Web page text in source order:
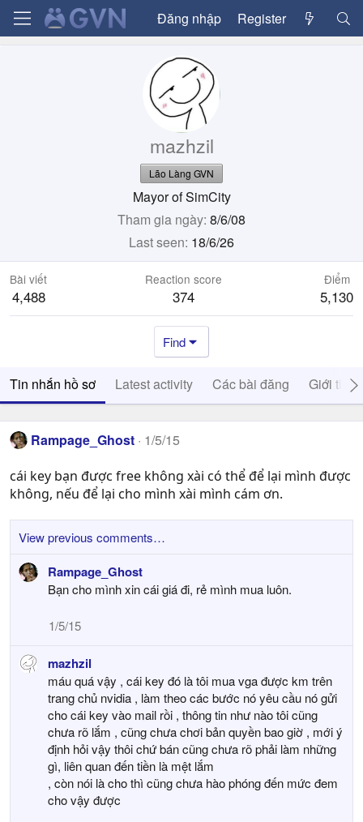
Đăng nhập Register
mazhzil
Lão Làng GVN
Mayor of SimCity
Tham gia ngày 8/6/08
Last seen 18/6/26
Bài viết
4,488
Reaction score
374
Điểm
5,130
Find
Tin nhắn hồ sơ Latest activity Các bài đăng Giới thiệu
Rampage_Ghost 1/5/15
cái key bạn được free không xài có thể để lại mình được
không, nếu để lại cho mình xài mình cám ơn.
View previous comments…
Rampage_Ghost
Bạn cho mình xin cái giá đi, rẻ mình mua luôn.
1/5/15
mazhzil
máu quá vậy , cái key đó là tôi mua vga được km trên
trang chủ nvidia , làm theo các bước nó yêu cầu nó gửi
cho cái key vào mail rồi , thông tin như nào tôi cũng
chưa rõ lắm , cũng chưa chơi bản quyền bao giờ , mới ý
định hỏi vậy thôi chứ bán cũng chưa rõ phải làm những
gì, liên quan đến tiền là mệt lắm
, còn nói là cho thì cũng chưa hào phóng đến mức đem
cho vậy được